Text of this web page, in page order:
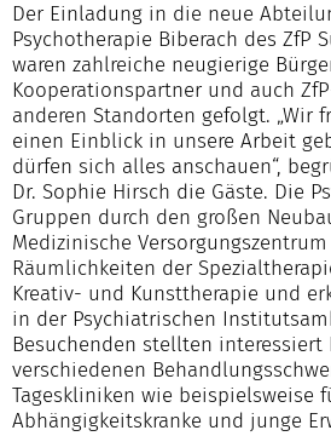
Der Einladung in die neue
Psychotherapie Biberach des ZfP
waren zahlreiche neugierige
Kooperationspartner und auch
anderen Standorten gefolgt. „Wir
einen Einblick in unsere Arbeit
dürfen sich alles anschauen“,
Dr. Sophie Hirsch die Gäste. Die
Gruppen durch den großen
Medizinische Versorgungszentrum
Räumlichkeiten der
Kreativ- und Kunsttherapie und
in der Psychiatrischen
Besuchenden stellten interessiert
verschiedenen
Tageskliniken wie beispielsweise
Abhängigkeitskranke und junge